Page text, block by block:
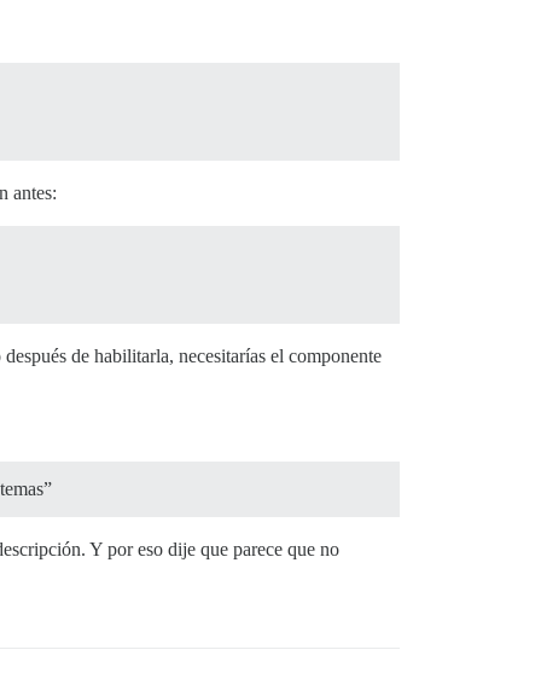
antes:
de habilitarla, necesitarías el componente
Y por eso dije que parece que no